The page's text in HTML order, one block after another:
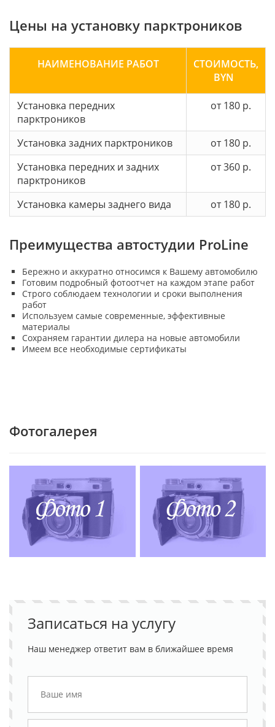
Цены на установку парктроников
НАИМЕНОВАНИЕ РАБОТ
СТОИМОСТЬ,
BYN
Установка передних
парктроников
от 180 р.
Установка задних парктроников
от 180 р.
Установка передних и задних
парктроников
от 360 р.
Установка камеры заднего вида от 180 р.
Преимущества автостудии ProLine
Бережно и аккуратно относимся к Вашему автомобилю
Готовим подробный фотоотчет на каждом этапе работ
Строго соблюдаем технологии и сроки выполнения
работ
Используем самые современные, эффективные
материалы
Сохраняем гарантии дилера на новые автомобили
Имеем все необходимые сертификаты
Фотогалерея
Записаться на услугу
Наш менеджер ответит вам в ближайшее время